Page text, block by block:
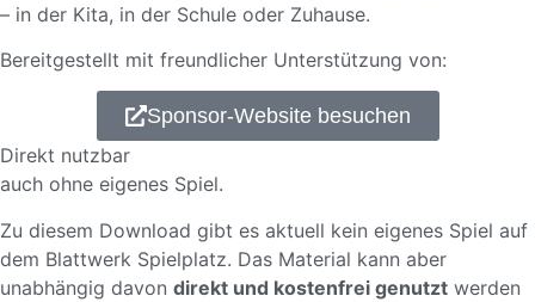
– in der Kita, in der Schule oder Zuhause.
Bereitgestellt mit freundlicher Unterstützung von:
Sponsor-Website besuchen
Direkt nutzbar
auch ohne eigenes Spiel.
Zu diesem Download gibt es aktuell kein eigenes Spiel auf
dem Blattwerk Spielplatz. Das Material kann aber
unabhängig davon direkt und kostenfrei genutzt werden